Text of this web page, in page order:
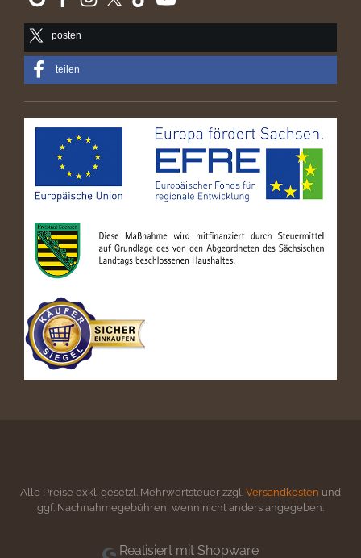
posten
teilen
Alle Preise exkl. gesetzl. Mehrwertsteuer zzgl. Versandkosten und
ggf. Nachnahmegebühren, wenn nicht anders angegeben.
Realisiert mit Shopware